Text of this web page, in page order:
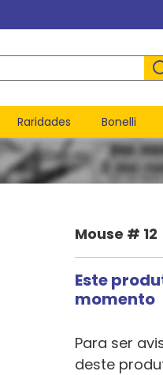
Raridades Bonelli
Mouse # 12
Este
momento
Para ser
deste